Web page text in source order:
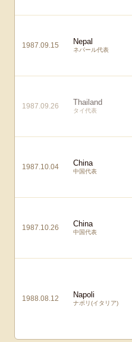
1987.09.15 Nepal
ネパール代表
1987.09.26 Thailand
タイ代表
1987.10.04 China
中国代表
1987.10.26 China
中国代表
1988.08.12 Napoli
ナポリ(イタリア)